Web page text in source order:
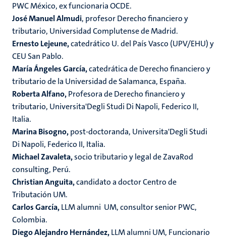
PWC México, ex funcionaria OCDE.
José Manuel Almudi, profesor Derecho financiero y
tributario, Universidad Complutense de Madrid.
Ernesto Lejeune,catedrático U. del País Vasco (UPV/EHU) y
CEU San Pablo.
María Ángeles García,catedrática de Derecho financiero y
tributario de la Universidad de Salamanca, España.
Roberta Alfano,Profesora de Derecho financiero y
tributario, Universita'Degli Studi Di Napoli, Federico II,
Italia.
Marina Bisogno,post-doctoranda, Universita'Degli Studi
Di Napoli, Federico II, Italia.
Michael Zavaleta,socio tributario y legal de ZavaRod
consulting, Perú.
Christian Anguita,candidato a doctor Centro de
Tributación UM.
Carlos García,LLM alumni UM, consultor senior PWC,
Colombia.
Diego Alejandro Hernández,LLM alumni UM, Funcionario